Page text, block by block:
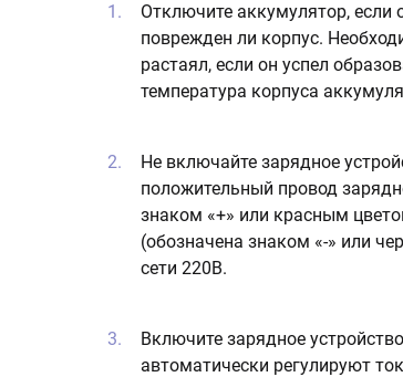
Отключите аккумулятор, если
поврежден ли корпус.
растаял, если он успел
температура корпуса
Не включайте зарядное
положительный провод
знаком «+» или красным
(обозначена знаком «-» или
сети 220В.
Включите зарядное
автоматически регулируют